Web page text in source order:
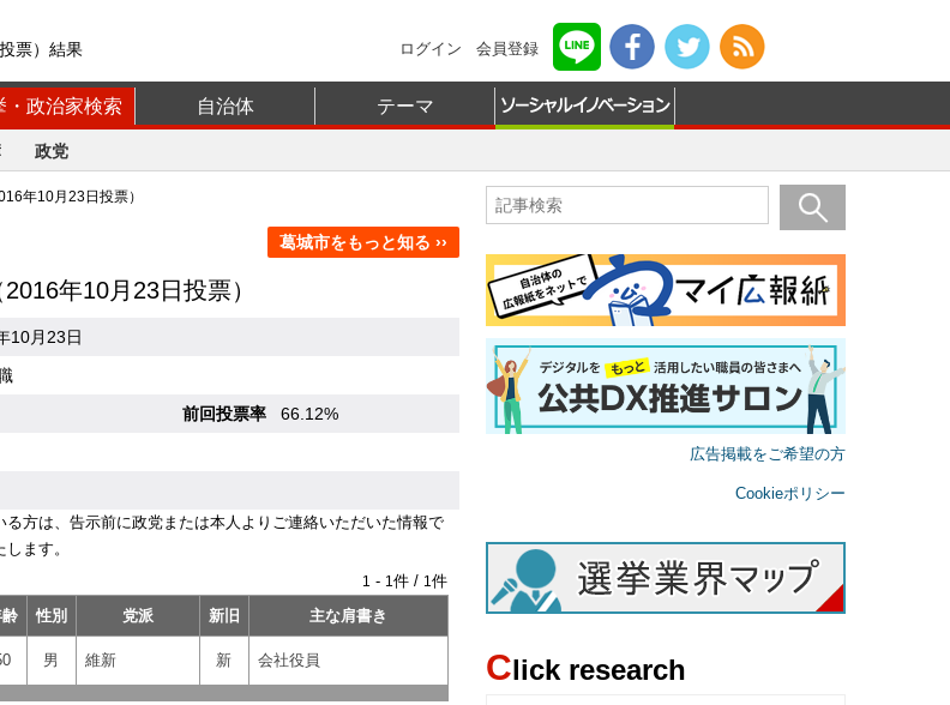
票）結果 ログイン 会員登録
・政治家検索 自治体 テーマ
政党
年10月23日投票）
葛城市をもっと知る ››
2016年10月23日投票）
10月23日
前回投票率
66.12%
方は、告示前に政党または本人よりご連絡いただいた情報で
ます。
1 - 1件 / 1件
性別 党派 新旧 主な肩書き
男 維新 新 会社役員
広告掲載をご希望の方
Cookieポリシー
Click research